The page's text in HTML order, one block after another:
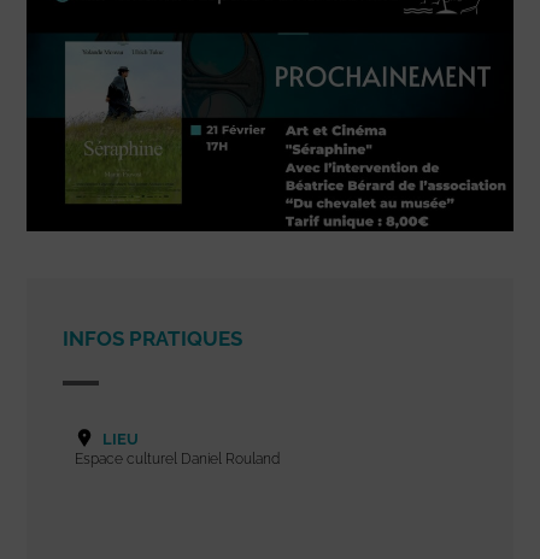
INFOS PRATIQUES
LIEU
Espace culturel Daniel Rouland